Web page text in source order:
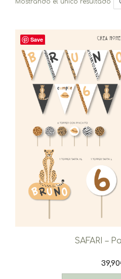
Mostrando el único resultado
Save
SAFARI –
39,90